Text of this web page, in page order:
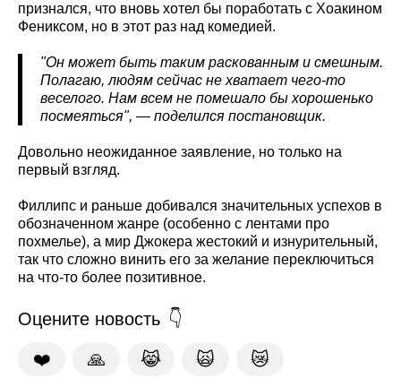
признался, что вновь хотел бы поработать с Хоакином
Фениксом, но в этот раз над комедией.
"Он может быть таким раскованным и смешным.
Полагаю, людям сейчас не хватает чего-то
веселого. Нам всем не помешало бы хорошенько
посмеяться", — поделился постановщик.
Довольно неожиданное заявление, но только на
первый взгляд.
Филлипс и раньше добивался значительных успехов в
обозначенном жанре (особенно с лентами про
похмелье), а мир Джокера жестокий и изнурительный,
так что сложно винить его за желание переключиться
на что-то более позитивное.
Оцените новость
❤️ 🙏 😹 🙀 😿